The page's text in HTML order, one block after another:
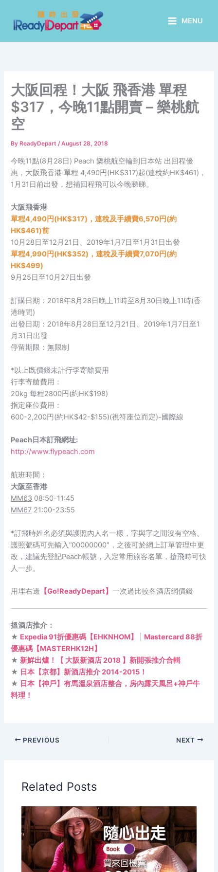
content
MENU
大阪回程！大阪 飛香港 單程
$317，今晚11點開賣 – 樂桃航
空
By ReadyDepart/August 28, 2018
今晚11點(8月28日) Peach 樂桃航空輪到日本站 出回程優
惠，大阪飛香港 單程 4,490円(HK$317)起(連稅約HK$461)，
1月31日前出發，想補回程飛可以今晚睇睇。
大阪飛香港
單程4,490円(HK$317)，連稅及手續費6,570円(約
HK$461)前
10月28日至12月21日、2019年1月7日至1月31日出發
單程4,990円(HK$352)，連稅及手續費7,070円(約
HK$499)
9月25日至10月27日出發
訂購日期：2018年8月28日晚上11時至8月30日晚上11時(香
港時間)
出發日期：2018年8月28日至12月21日、2019年1月7日至1
月31日出發
停留期限：無限制
*以上既價錢未計行李寄艙費用
行李寄艙費用：
20kg 每程2800円(約HK$198)
指定座位費用：
600-2,200円(約HK$42-$155)(視符座位而定)-國際線
Peach日本訂飛網址:
http://www.flypeach.com
航班時間：
大阪至香港
MM63 08:50-11:45
MM67 21:00-23:55
*訂飛時姓名必須與護照內人名一樣，字與字之間沒有空格。
護照號碼可先輸入”00000000″，之後可於網上訂單管理中更
改，建議先登記Peach帳號，入定常用旅客名單，搶飛時可快
人一步。
用埋右邊 【Go!ReadyDepart】一次過比較各酒店網價錢
搵酒店推介：
★ Expedia 91折優惠碼【EHKNHOM】
Mastercard 88折
優惠碼【MASTERHK12H】
★新鮮出爐！【 大阪新酒店 2018 】新開張推介合輯
★ 日本【京都】新酒店推介 2014-2015！
★ 日本【神戶】有馬溫泉酒店整合，房內露天風呂+神戶牛
料理！
PREVIOUS NEXT
Related Posts